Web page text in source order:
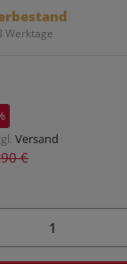
Werktage
Versand
€